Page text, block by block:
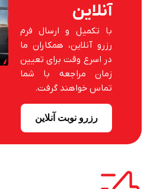
آنلاین
با تکمیل و ارسال فرم
رزرو آنلاین، همکاران ما
در اسرع وقت برای تعیین
زمان مراجعه با شما
تماس خواهند گرفت.
رزرو نوبت آنلاین